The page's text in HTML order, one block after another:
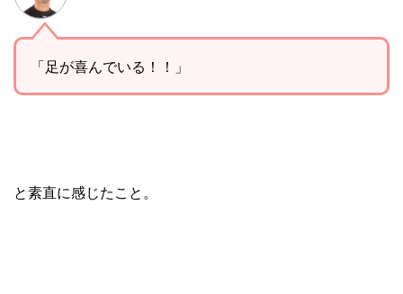
「足が喜んでいる！！」
と素直に感じたこと。